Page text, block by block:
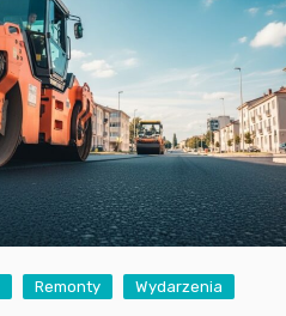
Remonty Wydarzenia